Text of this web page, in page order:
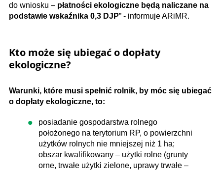
do wniosku – płatności ekologiczne będą naliczane na
podstawie wskaźnika 0,3 DJP” - informuje ARiMR.
Kto może się ubiegać o dopłaty
ekologiczne?
Warunki, które musi spełnić rolnik, by móc się ubiegać
o dopłaty ekologiczne, to:
posiadanie gospodarstwa rolnego
położonego na terytorium RP, o powierzchni
użytków rolnych nie mniejszej niż 1 ha;
obszar kwalifikowany – użytki rolne (grunty
orne, trwałe użytki zielone, uprawy trwałe –